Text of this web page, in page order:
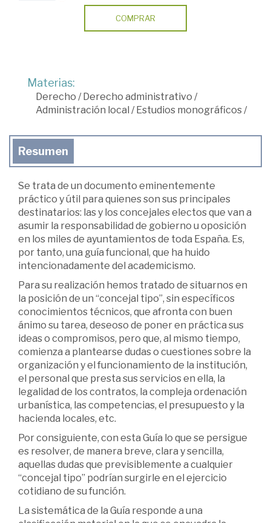
COMPRAR
Materias:
Derecho /Derecho administrativo /
Administración local /Estudios monográficos /
Resumen
Se trata de un documento eminentemente
práctico y útil para quienes son sus principales
destinatarios: las y los concejales electos que van a
asumir la responsabilidad de gobierno u oposición
en los miles de ayuntamientos de toda España. Es,
por tanto, una guía funcional, que ha huido
intencionadamente del academicismo.
Para su realización hemos tratado de situarnos en
la posición de un “concejal tipo”, sin específicos
conocimientos técnicos, que afronta con buen
ánimo su tarea, deseoso de poner en práctica sus
ideas o compromisos, pero que, al mismo tiempo,
comienza a plantearse dudas o cuestiones sobre la
organización y el funcionamiento de la institución,
el personal que presta sus servicios en ella, la
legalidad de los contratos, la compleja ordenación
urbanística, las competencias, el presupuesto y la
hacienda locales, etc.
Por consiguiente, con esta Guía lo que se persigue
es resolver, de manera breve, clara y sencilla,
aquellas dudas que previsiblemente a cualquier
“concejal tipo” podrían surgirle en el ejercicio
cotidiano de su función.
La sistemática de la Guía responde a una